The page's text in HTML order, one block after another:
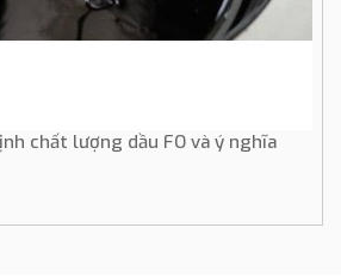
chất lượng dầu FO và ý nghĩa